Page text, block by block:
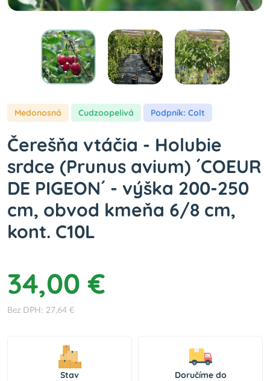
Medonosná cudzoopelivá Podpník: Colt
Čerešňa vtáčia - Holubie
srdce (Prunus avium) ´COEUR
DE PIGEON´ - výška 200-250
cm, obvod kmeňa 6/8 cm,
kont. C10L
34,00 €
Bez DPH: 27,64 €
Stav Doručíme do